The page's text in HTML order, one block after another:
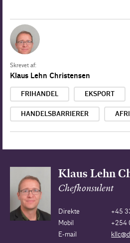
Skrevet af:
Klaus Lehn Christensen
FRIHANDEL EKSPORT
HANDELSBARRIERER
Klaus Lehn
Chefkonsulent
Direkte
+45
Mobil
+254
E-mail